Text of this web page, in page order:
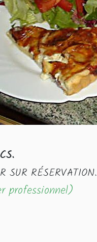
RÉSERVATION.
professionnel)